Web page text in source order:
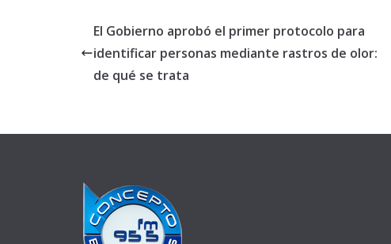
El Gobierno aprobó el primer protocolo para
identificar personas mediante rastros de olor:
de qué se trata